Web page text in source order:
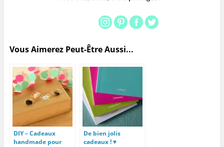
Vous Aimerez Peut-Être Aussi...
DIY – Cadeaux
handmade pour
De bien jolis
cadeaux ! ♥